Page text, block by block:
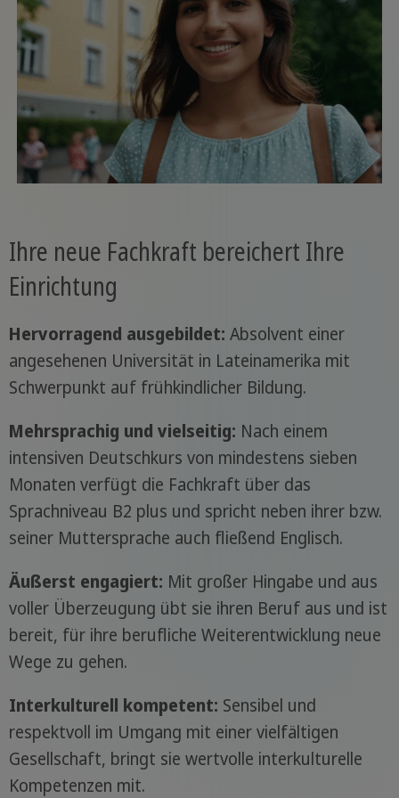
Ihre neue Fachkraft bereichert Ihre
Einrichtung
Hervorragend ausgebildet: Absolvent einer
angesehenen Universität in Lateinamerika mit
Schwerpunkt auf frühkindlicher Bildung.
Mehrsprachig und vielseitig: Nach einem
intensiven Deutschkurs von mindestens sieben
Monaten verfügt die Fachkraft über das
Sprachniveau B2 plus und spricht neben ihrer bzw.
seiner Muttersprache auch fließend Englisch.
Äußerst engagiert: Mit großer Hingabe und aus
voller Überzeugung übt sie ihren Beruf aus und ist
bereit, für ihre berufliche Weiterentwicklung neue
Wege zu gehen.
Interkulturell kompetent: Sensibel und
respektvoll im Umgang mit einer vielfältigen
Gesellschaft, bringt sie wertvolle interkulturelle
Kompetenzen mit.